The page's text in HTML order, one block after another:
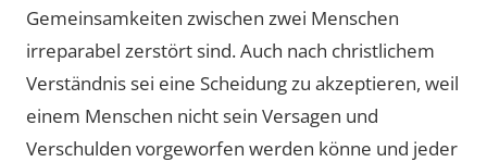
Gemeinsamkeiten zwischen zwei Menschen
irreparabel zerstört sind. Auch nach christlichem
Verständnis sei eine Scheidung zu akzeptieren, weil
einem Menschen nicht sein Versagen und
Verschulden vorgeworfen werden könne und jeder